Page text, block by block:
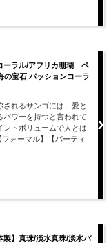
ーラル/アフリカ珊瑚 ペ
の宝石 パッションコーラ
れるサンゴには、愛と
パワーを持つと言われて
ントボリュームで人とは
ォーマル】【パーティ
製】真珠/淡水真珠/淡水パ